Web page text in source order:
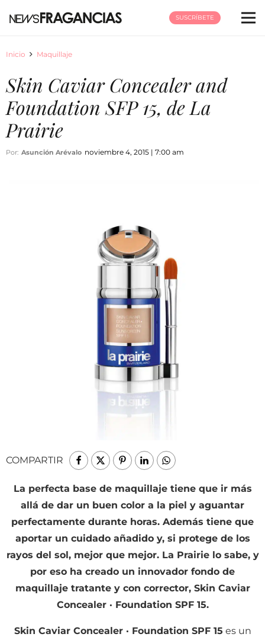
SUSCRÍBETE
Inicio Maquillaje
Skin Caviar Concealer and
Foundation SFP 15, de La
Prairie
Por: Asunción Arévalo noviembre 4, 2015 | 7:00 am
COMPARTIR
La perfecta base de maquillaje tiene que ir más
allá de dar un buen color a la piel y aguantar
perfectamente durante horas. Además tiene que
aportar un cuidado añadido y, si protege de los
rayos del sol, mejor que mejor. La Prairie lo sabe, y
por eso ha creado un innovador fondo de
maquillaje tratante y con corrector, Skin Caviar
Concealer · Foundation SPF 15.
Skin Caviar Concealer · Foundation SPF 15 es un